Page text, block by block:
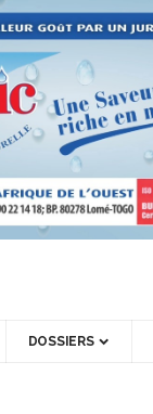
DOSSIERS